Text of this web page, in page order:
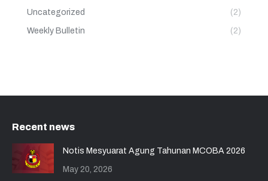
Uncategorized (2)
Weekly Bulletin (2)
Recent news
Notis Mesyuarat Agung Tahunan MCOBA 2026
May 20, 2026